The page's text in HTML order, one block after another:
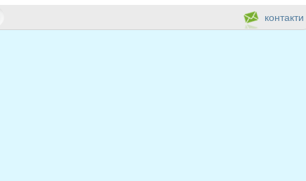
контакти